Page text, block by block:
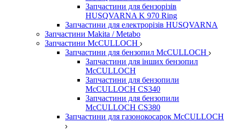
Запчастини для бензорізів
HUSQVARNA K 970 Ring
Запчастини для електрорізів HUSQVARNA
Запчастини Makita / Metabo
Запчастини McCULLOCH
Запчастини для бензопил McCULLOCH
Запчастини для інших бензопил
McCULLOCH
Запчастини для бензопили
McCULLOCH CS340
Запчастини для бензопили
McCULLOCH CS380
Запчастини для газонокосарок McCULLOCH